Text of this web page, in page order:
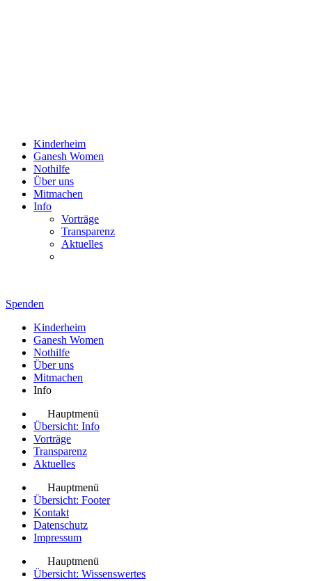
Kinderheim
Ganesh Women
Nothilfe
Über uns
Mitmachen
Info
Vorträge
Transparenz
Aktuelles
Spenden
Kinderheim
Ganesh Women
Nothilfe
Über uns
Mitmachen
Info
Hauptmenü
Übersicht: Info
Vorträge
Transparenz
Aktuelles
Hauptmenü
Übersicht: Footer
Kontakt
Datenschutz
Impressum
Hauptmenü
Übersicht: Wissenswertes